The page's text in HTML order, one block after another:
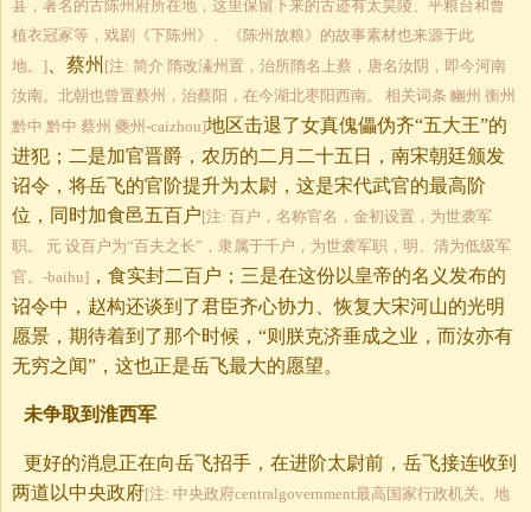
县，著名的古陈州府所在地，这里保留下来的古迹有太昊陵、平粮台和曹
植衣冠冢等，戏剧《下陈州》、《陈州放粮》的故事素材也来源于此
地。] 、蔡州 [注: 简介 隋改溱州置，治所隋名上蔡，唐名汝阴，即今河南
汝南。北朝也曾置蔡州，治蔡阳，在今湖北枣阳西南。 相关词条 豳州 衡州
黔中 黔中 蔡州 夔州-caizhou]地区击退了女真傀儡伪齐“五大王”的
进犯；二是加官晋爵，农历的二月二十五日，南宋朝廷颁发
诏令，将岳飞的官阶提升为太尉，这是宋代武官的最高阶
位，同时加食邑五百户[注: 百户，名称官名，金初设置，为世袭军
职。 元 设百户为“百夫之长”，隶属于千户，为世袭军职，明、清为低级军
官。-baihu] ，食实封二百户；三是在这份以皇帝的名义发布的
诏令中，赵构还谈到了君臣齐心协力、恢复大宋河山的光明
愿景，期待着到了那个时候，“则朕克济垂成之业，而汝亦有
无穷之闻”，这也正是岳飞最大的愿望。
未争取到淮西军
更好的消息正在向岳飞招手，在进阶太尉前，岳飞接连收到
两道以中央政府[注: 中央政府centralgovernment最高国家行政机关。地